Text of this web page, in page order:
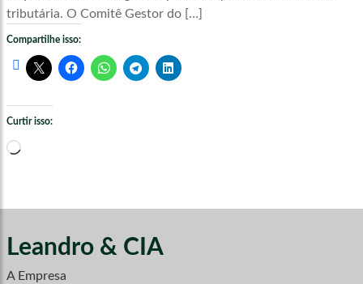
tributária. O Comitê Gestor do […]
Compartilhe isso:
Curtir isso:
Carregando...
Leandro & CIA
A Empresa